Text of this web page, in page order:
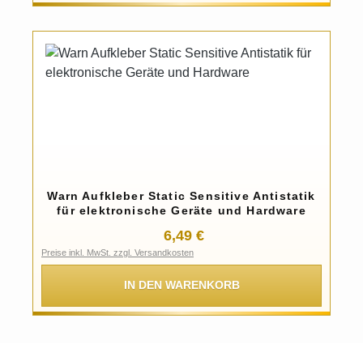
Warn Aufkleber Static Sensitive Antistatik
für elektronische Geräte und Hardware
Regulärer Preis:
6,49 €
Preise inkl. MwSt. zzgl. Versandkosten
IN DEN WARENKORB